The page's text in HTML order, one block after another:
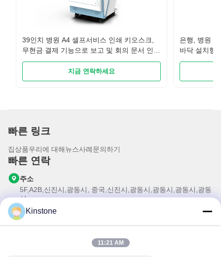
39인치 병원 A4 셀프서비스 인쇄 키오스크,
무현금 결제 기능으로 보고 및 회의 문서 인쇄
지원
지금 연락하세요
은행, 병원
바닥 설치형
크
빠른 링크
집상품우리에 대해뉴스사례문의하기
빠른 연락
주소
5F,A2B,신진시,광동시, 중국,신진시,광동시,광동시,광동시,광동
시
전화
0086-755-33699968
Kinstone
11:21 AM